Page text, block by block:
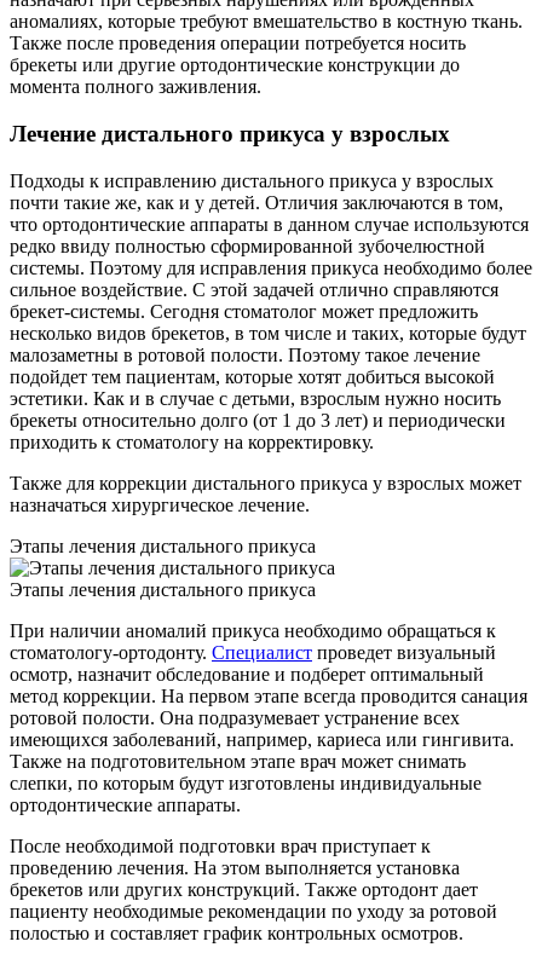
аномалиях, которые требуют вмешательство в костную ткань.
Также после проведения операции потребуется носить
брекеты или другие ортодонтические конструкции до
момента полного заживления.
Лечение дистального прикуса у взрослых
Подходы к исправлению дистального прикуса у взрослых
почти такие же, как и у детей. Отличия заключаются в том,
что ортодонтические аппараты в данном случае используются
редко ввиду полностью сформированной зубочелюстной
системы. Поэтому для исправления прикуса необходимо более
сильное воздействие. С этой задачей отлично справляются
брекет-системы. Сегодня стоматолог может предложить
несколько видов брекетов, в том числе и таких, которые будут
малозаметны в ротовой полости. Поэтому такое лечение
подойдет тем пациентам, которые хотят добиться высокой
эстетики. Как и в случае с детьми, взрослым нужно носить
брекеты относительно долго (от 1 до 3 лет) и периодически
приходить к стоматологу на корректировку.
Также для коррекции дистального прикуса у взрослых может
назначаться хирургическое лечение.
Этапы лечения дистального прикуса
Этапы лечения дистального прикуса
При наличии аномалий прикуса необходимо обращаться к
стоматологу-ортодонту. Специалист проведет визуальный
осмотр, назначит обследование и подберет оптимальный
метод коррекции. На первом этапе всегда проводится санация
ротовой полости. Она подразумевает устранение всех
имеющихся заболеваний, например, кариеса или гингивита.
Также на подготовительном этапе врач может снимать
слепки, по которым будут изготовлены индивидуальные
ортодонтические аппараты.
После необходимой подготовки врач приступает к
проведению лечения. На этом выполняется установка
брекетов или других конструкций. Также ортодонт дает
пациенту необходимые рекомендации по уходу за ротовой
полостью и составляет график контрольных осмотров.